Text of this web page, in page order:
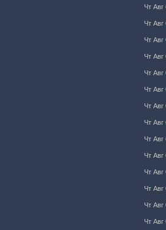
Чт Авг
Чт Авг
Чт Авг
Чт Авг
Чт Авг
Чт Авг
Чт Авг
Чт Авг
Чт Авг
Чт Авг
Чт Авг
Чт Авг
Чт Авг
Чт Авг